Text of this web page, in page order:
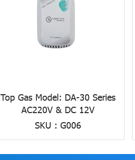
Top Gas Model: DA-30 Series
AC220V & DC 12V
SKU : G006